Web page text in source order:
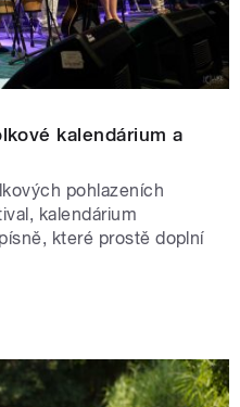
kalendárium a
pohlazeních
kalendárium
které prostě doplní